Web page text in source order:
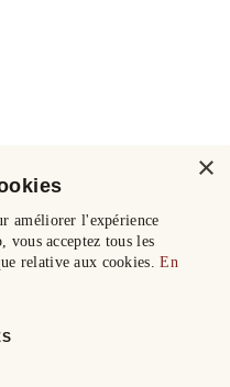
×
améliorer l'expérience
acceptez tous les
relative aux cookies.En